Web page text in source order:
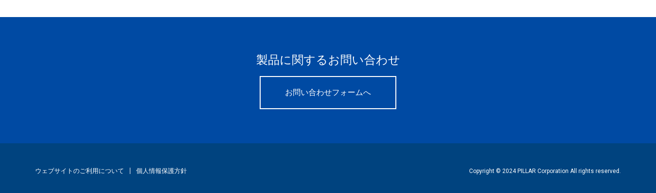
製品に関するお問い合わせ
お問い合わせフォームへ
ウェブサイトのご利用について 個人情報保護方針 Copyright © 2024 PILLAR Corporation All rights reserved.